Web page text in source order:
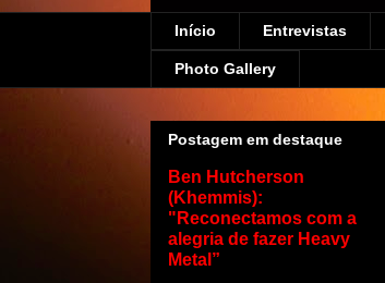
Início Entrevistas
Photo Gallery
Postagem em destaque
Ben Hutcherson
(Khemmis):
"Reconectamos com a
alegria de fazer Heavy
Metal”